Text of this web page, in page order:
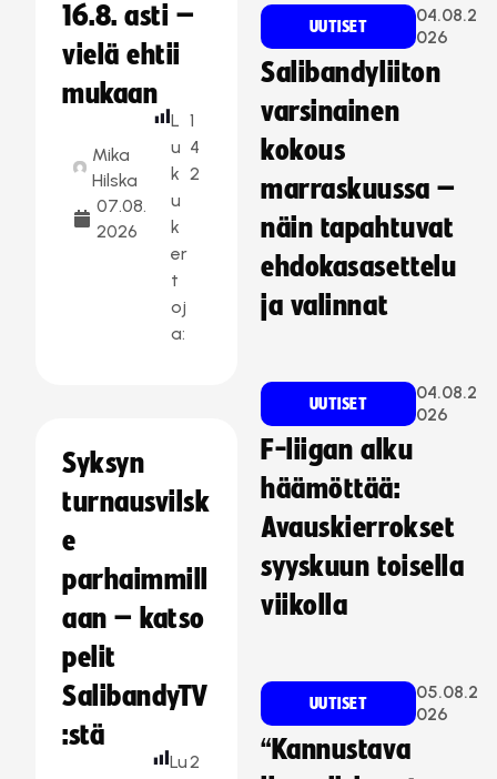
16.8. asti –
vielä ehtii
mukaan
Mika
Hilska
07.08.
2026
L
u
k
u
k
er
t
oj
a:
1
4
2
Syksyn
turnausvilsk
e
parhaimmill
aan – katso
pelit
SalibandyTV
:stä
Lu2
UUTISET
04.08.2
026
Salibandyliiton
varsinainen
kokous
marraskuussa –
näin tapahtuvat
ehdokasasettelu
ja valinnat
UUTISET
04.08.2
026
F-liigan alku
häämöttää:
Avauskierrokset
syyskuun toisella
viikolla
UUTISET
05.08.2
026
“Kannustava